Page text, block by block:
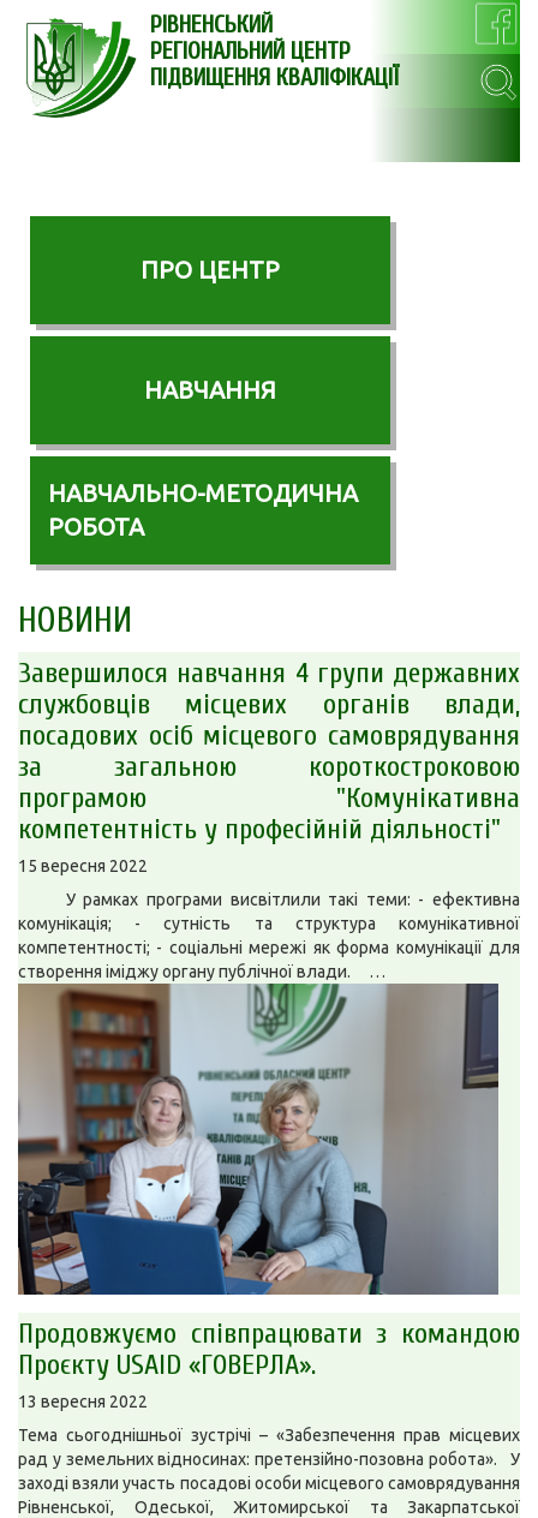
РІВНЕНСЬКИЙ
РЕГІОНАЛЬНИЙ ЦЕНТР
ПІДВИЩЕННЯ КВАЛІФІКАЦІЇ
ПРО ЦЕНТР
НАВЧАННЯ
НАВЧАЛЬНО-МЕТОДИЧНА
РОБОТА
НОВИНИ
Завершилося навчання 4 групи державних
службовців місцевих органів влади,
посадових осіб місцевого самоврядування
за загальною короткостроковою
програмою "Комунікативна
компетентність у професійній діяльності"
15 вересня 2022
У рамках програми висвітлили такі теми: - ефективна
комунікація; - сутність та структура комунікативної
компетентності; - соціальні мережі як форма комунікації для
створення іміджу органу публічної влади. …
Продовжуємо співпрацювати з командою
Проєкту USAID «ГОВЕРЛА».
13 вересня 2022
Тема сьогоднішньої зустрічі – «Забезпечення прав місцевих
рад у земельних відносинах: претензійно-позовна робота». У
заході взяли участь посадові особи місцевого самоврядування
Рівненської, Одеської, Житомирської та Закарпатської